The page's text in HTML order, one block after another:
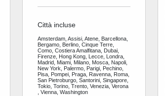
Città incluse
Amsterdam, Assisi, Atene, Barcellona,
Bergamo, Berlino, Cinque Terre,
Como, Costiera Amalfitana, Dubai,
Firenze, Hong Kong, Lecce, Londra,
Madrid, Miami, Milano, Mosca, Napoli,
New York, Palermo, Parigi, Pechino,
Pisa, Pompei, Praga, Ravenna, Roma,
San Pietroburgo, Santorini, Singapore,
Tokio, Torino, Trento, Venezia, Verona
, Vienna, Washington